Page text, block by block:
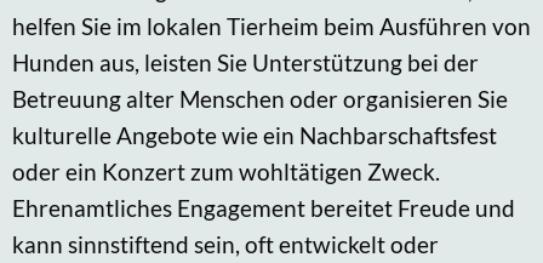
helfen Sie im lokalen Tierheim beim Ausführen von
Hunden aus, leisten Sie Unterstützung bei der
Betreuung alter Menschen oder organisieren Sie
kulturelle Angebote wie ein Nachbarschaftsfest
oder ein Konzert zum wohltätigen Zweck.
Ehrenamtliches Engagement bereitet Freude und
kann sinnstiftend sein, oft entwickelt oder